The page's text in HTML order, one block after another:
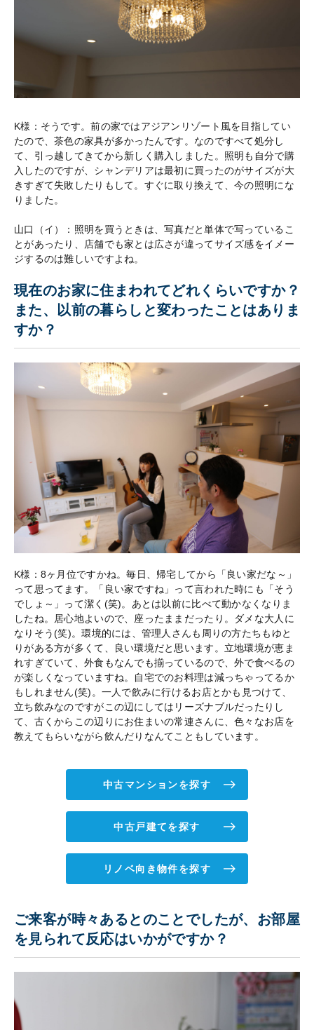
K様：そうです。前の家ではアジアンリゾート風を目指してい
たので、茶色の家具が多かったんです。なのですべて処分し
て、引っ越してきてから新しく購入しました。照明も自分で購
入したのですが、シャンデリアは最初に買ったのがサイズが大
きすぎて失敗したりもして。すぐに取り換えて、今の照明にな
りました。
山口（イ）：照明を買うときは、写真だと単体で写っているこ
とがあったり、店舗でも家とは広さが違ってサイズ感をイメー
ジするのは難しいですよね。
現在のお家に住まわれてどれくらいですか？
また、以前の暮らしと変わったことはありま
すか？
K様：8ヶ月位ですかね。毎日、帰宅してから「良い家だな～」
って思ってます。「良い家ですね」って言われた時にも「そう
でしょ～」って潔く(笑)。あとは以前に比べて動かなくなりま
したね。居心地よいので、座ったままだったり。ダメな大人に
なりそう(笑)。環境的には、管理人さんも周りの方たちもゆと
りがある方が多くて、良い環境だと思います。立地環境が恵ま
れすぎていて、外食もなんでも揃っているので、外で食べるの
が楽しくなっていますね。自宅でのお料理は減っちゃってるか
もしれません(笑)。一人で飲みに行けるお店とかも見つけて、
立ち飲みなのですがこの辺にしてはリーズナブルだったりし
て、古くからこの辺りにお住まいの常連さんに、色々なお店を
教えてもらいながら飲んだりなんてこともしています。
中古マンションを探す
中古戸建てを探す
リノベ向き物件を探す
ご来客が時々あるとのことでしたが、お部屋
を見られて反応はいかがですか？